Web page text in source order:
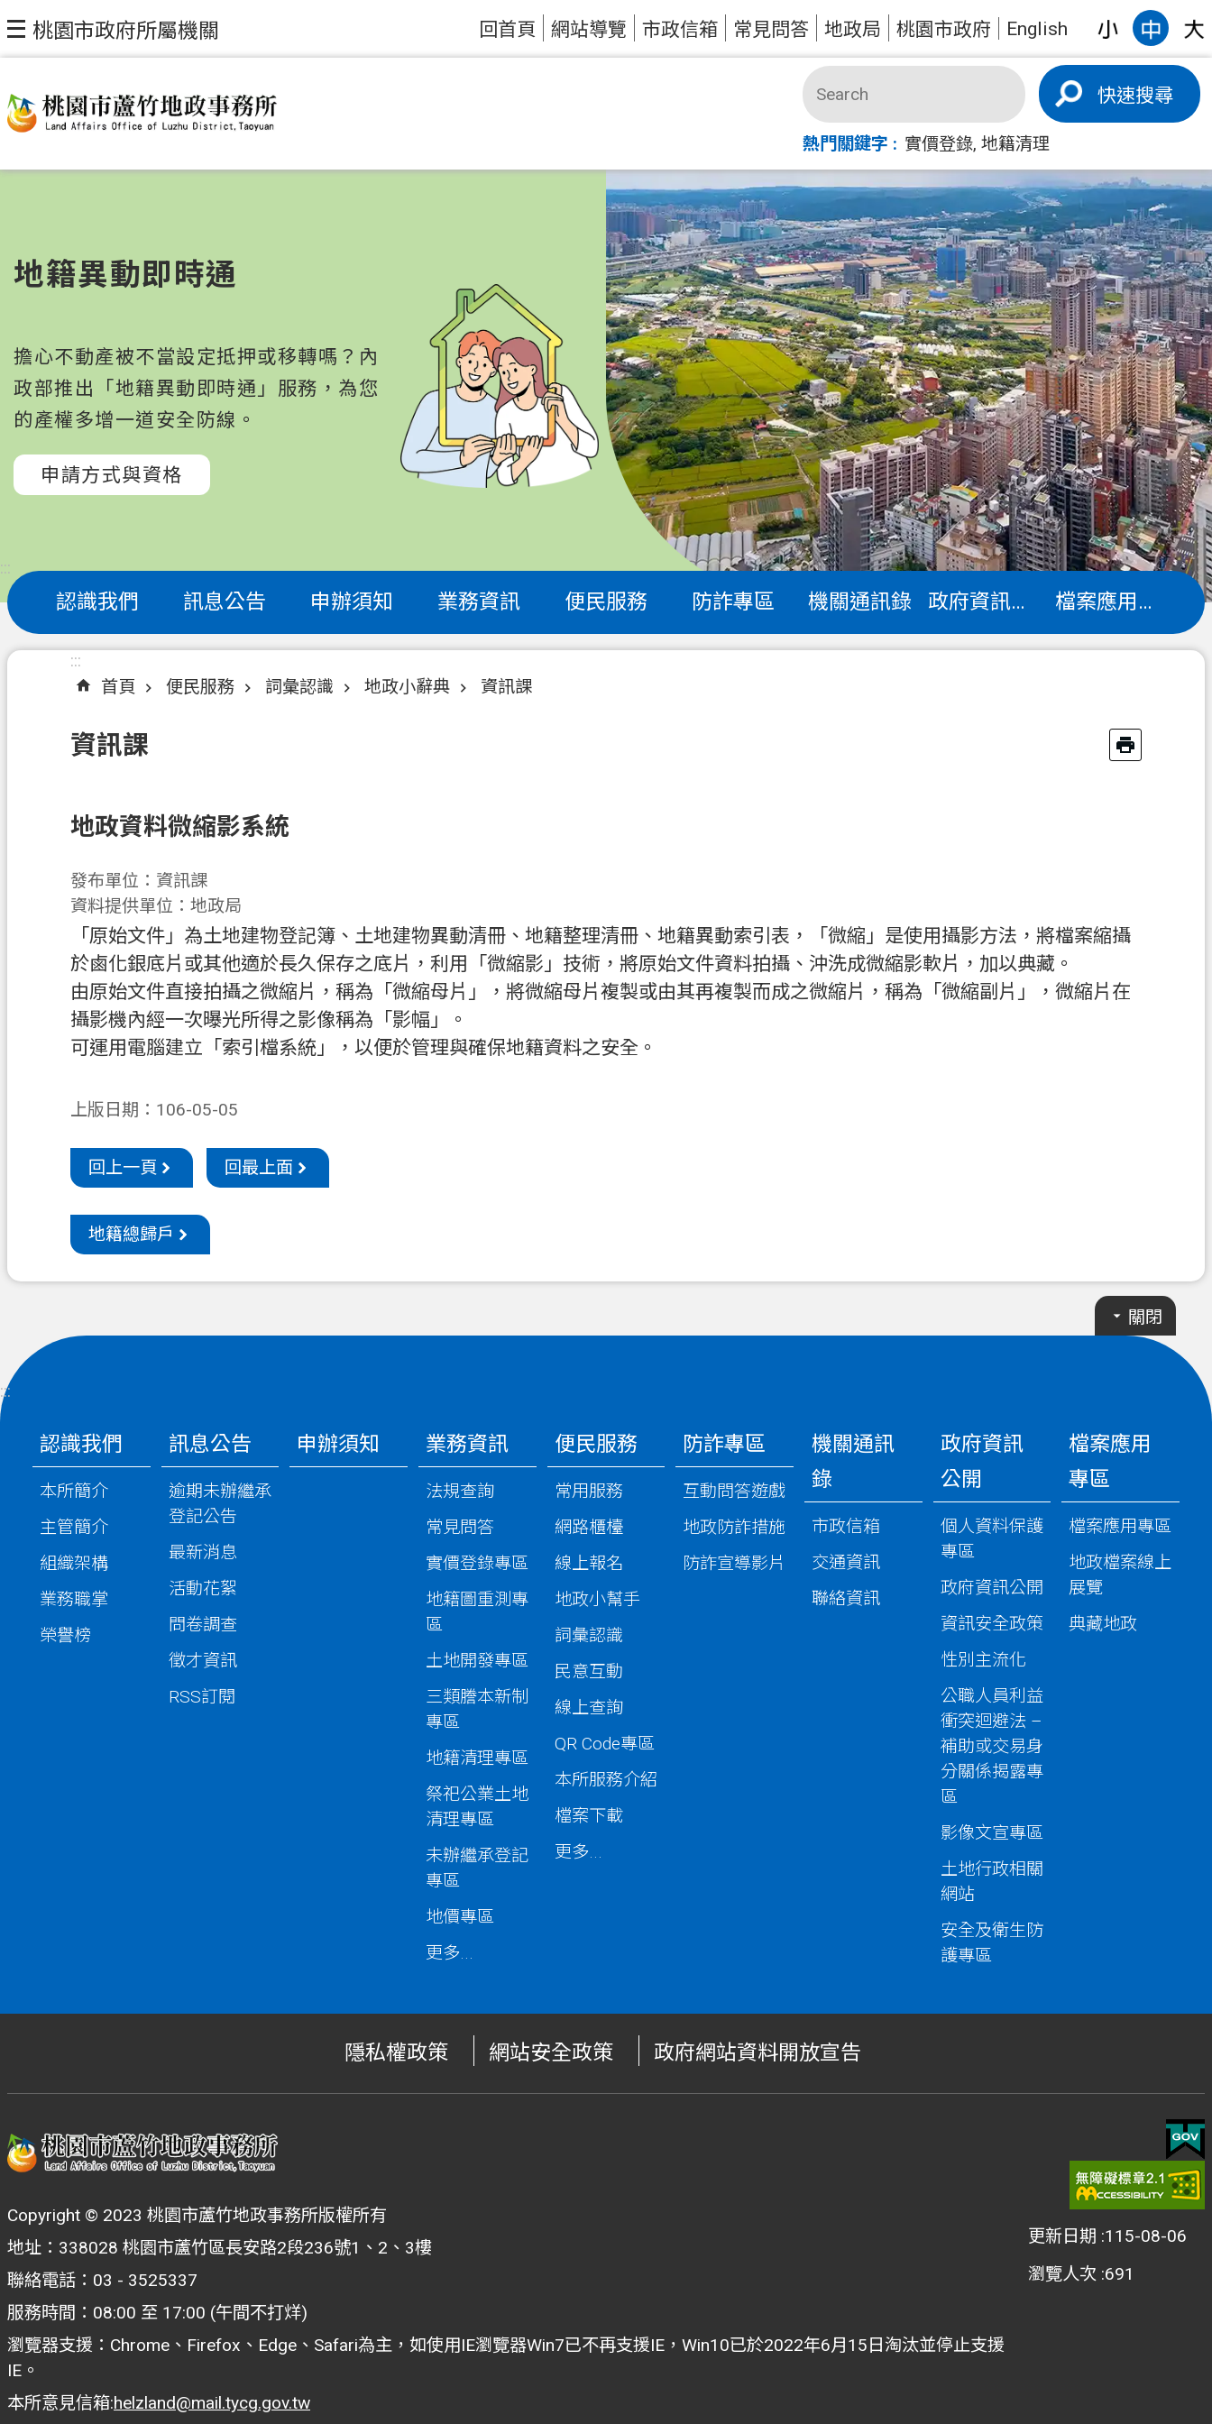
桃園市政府所屬機關 回首頁 網站導覽 市政信箱 常見問答 地政局 桃園市政府 English
搜尋
熱門關鍵字 實價登錄 地籍清理
地籍異動即時通
擔心不動產被不當設定抵押或移轉嗎？內
政部推出「地籍異動即時通」服務，為您
的產權多增一道安全防線。
申請方式與資格
:::
認識我們 訊息公告 申辦須知 業務資訊 便民服務 防詐專區 機關通訊錄 政府資訊公開 檔案應用專區
:::
首頁
便民服務 詞彙認識 地政小辭典 資訊課
資訊課
地政資料微縮影系統
發布單位：資訊課
資料提供單位：地政局
「原始文件」為土地建物登記簿、土地建物異動清冊、地籍整理清冊、地籍異動索引表，「微縮」是使用攝影方法，將檔案縮攝
於鹵化銀底片或其他適於長久保存之底片，利用「微縮影」技術，將原始文件資料拍攝、沖洗成微縮影軟片，加以典藏。
由原始文件直接拍攝之微縮片，稱為「微縮母片」，將微縮母片複製或由其再複製而成之微縮片，稱為「微縮副片」，微縮片在
攝影機內經一次曝光所得之影像稱為「影幅」。
可運用電腦建立「索引檔系統」，以便於管理與確保地籍資料之安全。
上版日期：106-05-05
回上一頁 回最上面
地籍總歸戶
關閉
:::
認識我們
本所簡介
主管簡介
組織架構
業務職掌
榮譽榜
訊息公告
逾期未辦繼承
登記公告
最新消息
活動花絮
問卷調查
徵才資訊
RSS訂閱
申辦須知 業務資訊
法規查詢
常見問答
實價登錄專區
地籍圖重測專
區
土地開發專區
三類謄本新制
專區
地籍清理專區
祭祀公業土地
清理專區
未辦繼承登記
專區
地價專區
更多...
便民服務
常用服務
網路櫃檯
線上報名
地政小幫手
詞彙認識
民意互動
線上查詢
QR Code專區
本所服務介紹
檔案下載
更多...
防詐專區
互動問答遊戲
地政防詐措施
防詐宣導影片
機關通訊
錄
市政信箱
交通資訊
聯絡資訊
政府資訊
公開
個人資料保護
專區
政府資訊公開
資訊安全政策
性別主流化
公職人員利益
衝突迴避法 –
補助或交易身
分關係揭露專
區
影像文宣專區
土地行政相關
網站
安全及衛生防
護專區
檔案應用
專區
檔案應用專區
地政檔案線上
展覽
典藏地政
隱私權政策 網站安全政策 政府網站資料開放宣告
Copyright © 2023 桃園市蘆竹地政事務所版權所有
地址：338028 桃園市蘆竹區長安路2段236號1、2、3樓
聯絡電話：03 - 3525337
服務時間：08:00 至 17:00 (午間不打烊)
瀏覽器支援：Chrome、Firefox、Edge、Safari為主，如使用IE瀏覽器Win7已不再支援IE，Win10已於2022年6月15日淘汰並停止支援
IE。
本所意見信箱:helzland@mail.tycg.gov.tw
更新日期 115-08-06
瀏覽人次 691